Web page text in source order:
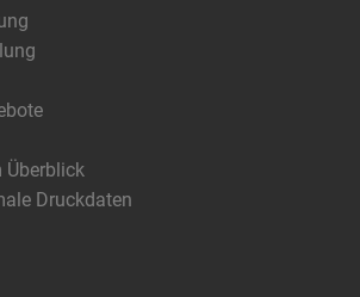
Überblick
Druckdaten